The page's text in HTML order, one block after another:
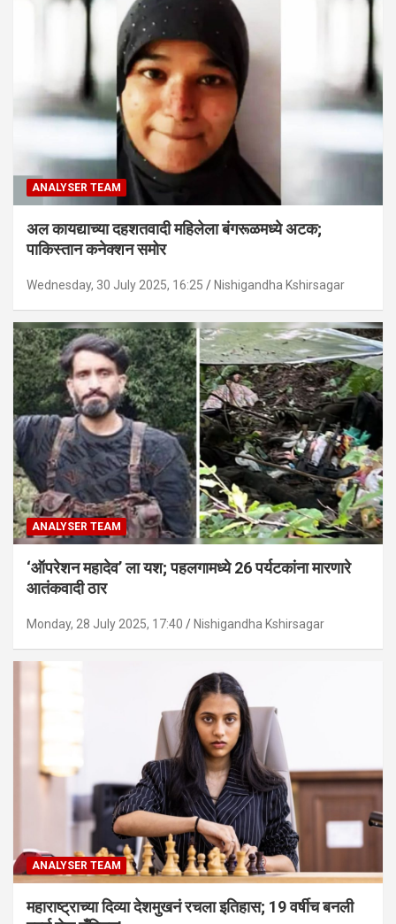
ANALYSER TEAM
अल कायद्याच्या दहशतवादी महिलेला बंगरूळमध्ये अटक;
पाकिस्तान कनेक्शन समोर
Wednesday, 30 July 2025, 16:25 Nishigandha Kshirsagar
ANALYSER TEAM
‘ऑपरेशन महादेव’ ला यश; पहलगामध्ये 26 पर्यटकांना मारणारे
आतंकवादी ठार
Monday, 28 July 2025, 17:40 Nishigandha Kshirsagar
ANALYSER TEAM
महाराष्ट्राच्या दिव्या देशमुखनं रचला इतिहास; 19 वर्षीच बनली